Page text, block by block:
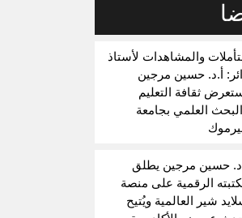
والمشاهدات لأستاذ
أ.د. حسين مرجين
ثقافة التعليم
العلمي بجامعة
حسين مرجين يطلق
الرقمية على منصة
شير العالمية ويُتيح